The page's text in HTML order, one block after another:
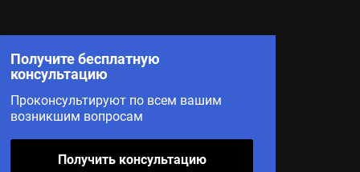
Получите бесплатную
консультацию
Проконсультируют по всем вашим
возникшим вопросам
Получить консультацию